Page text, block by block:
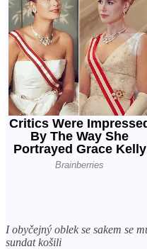
I obyčejný oblek se sakem se
sundat košili